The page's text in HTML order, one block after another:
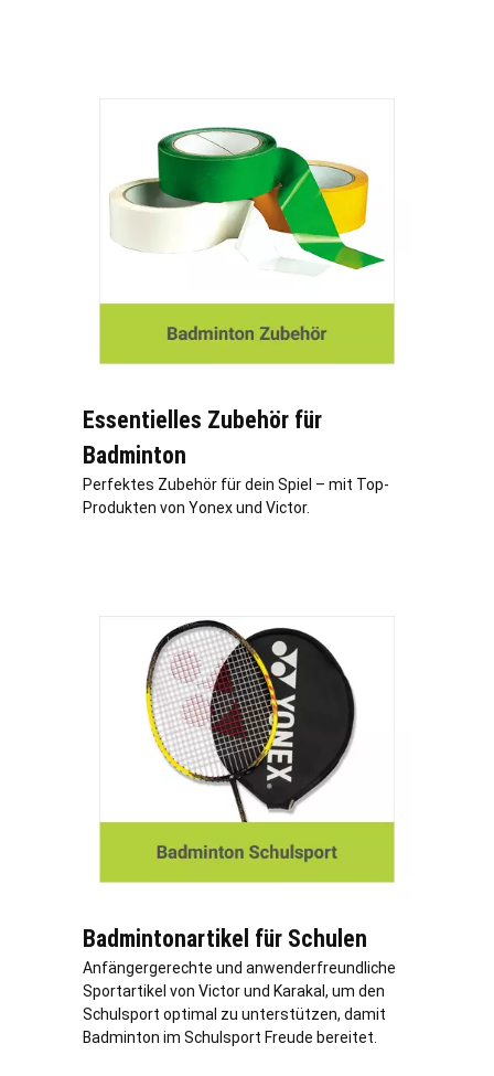
Essentielles Zubehör für
Badminton
Perfektes Zubehör für dein Spiel – mit Top-
Produkten von Yonex und Victor.
Badmintonartikel für Schulen
Anfängergerechte und anwenderfreundliche
Sportartikel von Victor und Karakal, um den
Schulsport optimal zu unterstützen, damit
Badminton im Schulsport Freude bereitet.